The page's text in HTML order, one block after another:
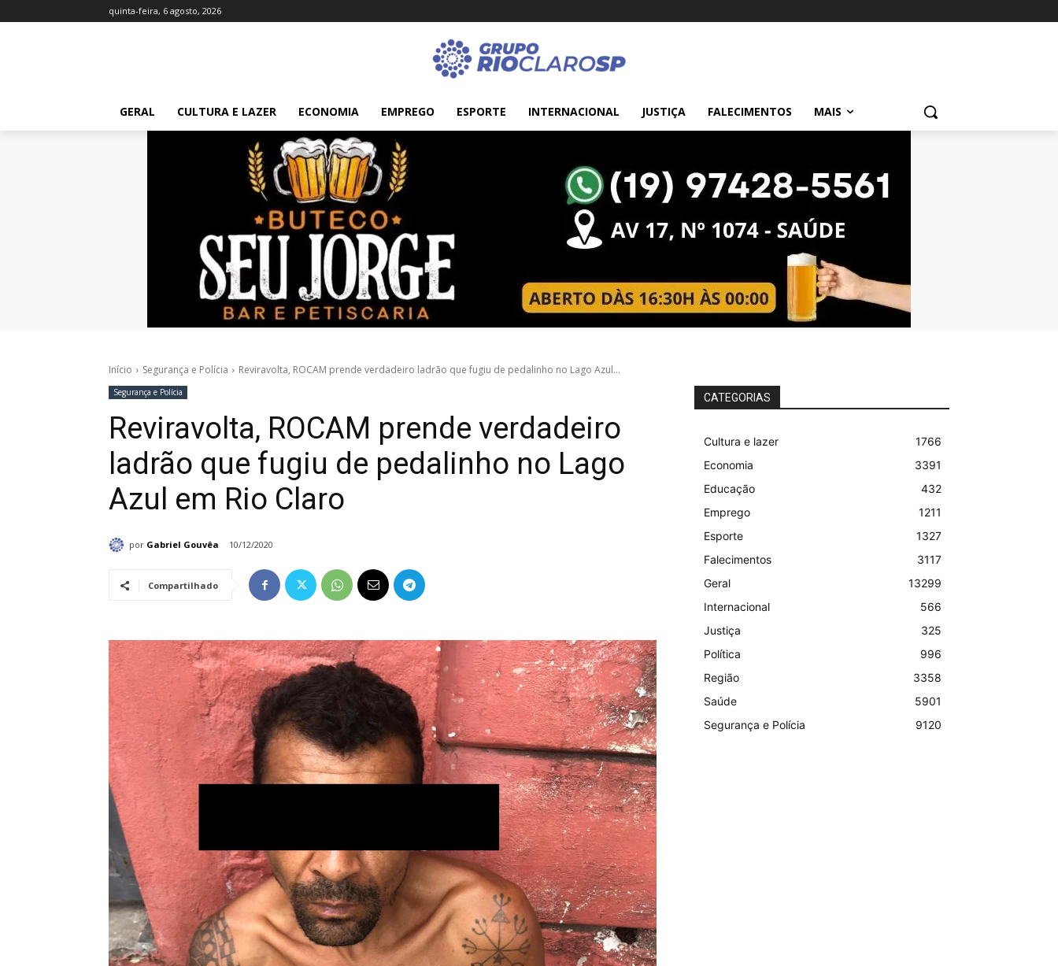
quinta-feira, 6 agosto, 2026
GERAL CULTURA E LAZER ECONOMIA EMPREGO ESPORTE INTERNACIONAL JUSTIÇA FALECIMENTOS MAIS
Início Segurança e Polícia Reviravolta, ROCAM prende verdadeiro ladrão que fugiu de pedalinho no Lago Azul...
Segurança e Polícia
Reviravolta, ROCAM prende verdadeiro
ladrão que fugiu de pedalinho no Lago
Azul em Rio Claro
por Gabriel Gouvêa 10/12/2020
Compartilhado
CATEGORIAS
Cultura e lazer
1766
Economia
3391
Educação
432
Emprego
1211
Esporte
1327
Falecimentos
3117
Geral
13299
Internacional
566
Justiça
325
Política
996
Região
3358
Saúde
5901
Segurança e Polícia
9120